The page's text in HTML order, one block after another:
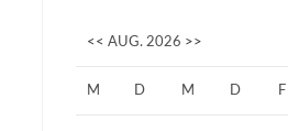
<< AUG. 2026 >>
M D M D F